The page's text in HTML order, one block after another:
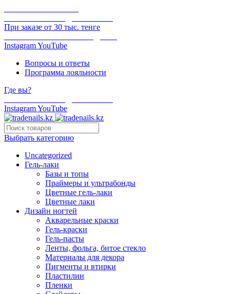
При заказе от 30 тыс. тенге
InstagramYouTube
Вопросы и ответы
Программа лояльности
Где вы?
InstagramYouTube
Выбрать категорию
Uncategorized
Гель-лаки
Базы и топы
Праймеры и ультрабонды
Цветные гель-лаки
Цветные лаки
Дизайн ногтей
Акварельные краски
Гель-краски
Гель-пасты
Ленты, фольга, битое стекло
Материалы для декора
Пигменты и втирки
Пластилин
Пленки